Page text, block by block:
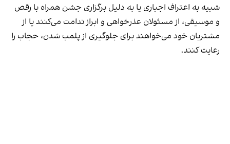
شبیه به اعتراف اجباری یا به دلیل برگزاری جشن همراه با رقص
و موسیقی، از مسئولان عذرخواهی و ابراز ندامت می‌کنند یا از
مشتریان خود می‌خواهند برای جلوگیری از پلمب شدن، حجاب را
رعایت کنند.